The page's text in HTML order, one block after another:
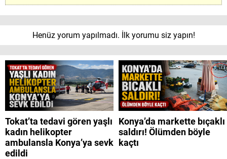
Henüz yorum yapılmadı. İlk yorumu siz yapın!
Tokat’ta tedavi gören yaşlı
kadın helikopter
ambulansla Konya’ya sevk
edildi
Konya’da markette bıçaklı
saldırı! Ölümden böyle
kaçtı